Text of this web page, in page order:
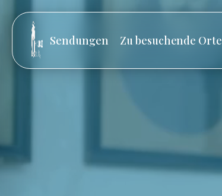
Sendungen Zu besuchende Orte